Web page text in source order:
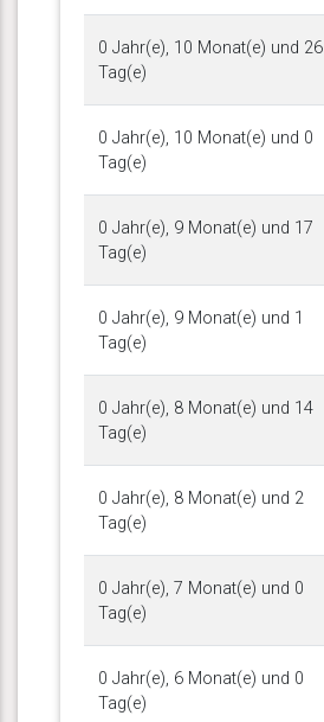
0 Jahr(e), 10 Monat(e) und 26
Tag(e)
0 Jahr(e), 10 Monat(e) und 0
Tag(e)
0 Jahr(e), 9 Monat(e) und 17
Tag(e)
0 Jahr(e), 9 Monat(e) und 1
Tag(e)
0 Jahr(e), 8 Monat(e) und 14
Tag(e)
0 Jahr(e), 8 Monat(e) und 2
Tag(e)
0 Jahr(e), 7 Monat(e) und 0
Tag(e)
0 Jahr(e), 6 Monat(e) und 0
Tag(e)